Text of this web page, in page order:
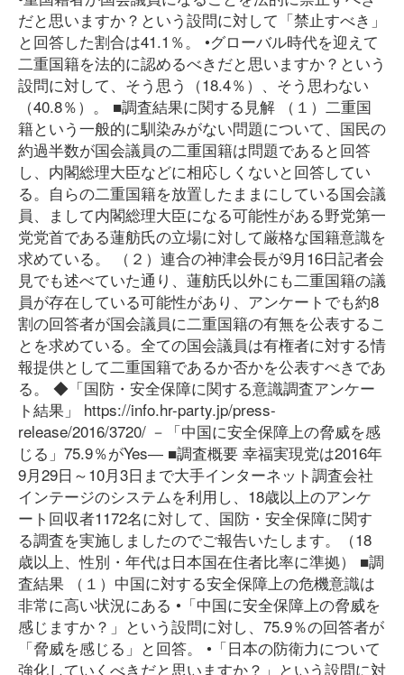
だと思いますか？という設問に対して「禁止すべき」
と回答した割合は41.1％。 •グローバル時代を迎えて
二重国籍を法的に認めるべきだと思いますか？という
設問に対して、そう思う（18.4％）、そう思わない
（40.8％）。 ■調査結果に関する見解 （１）二重国
籍という一般的に馴染みがない問題について、国民の
約過半数が国会議員の二重国籍は問題であると回答
し、内閣総理大臣などに相応しくないと回答してい
る。自らの二重国籍を放置したままにしている国会議
員、まして内閣総理大臣になる可能性がある野党第一
党党首である蓮舫氏の立場に対して厳格な国籍意識を
求めている。 （２）連合の神津会長が9月16日記者会
見でも述べていた通り、蓮舫氏以外にも二重国籍の議
員が存在している可能性があり、アンケートでも約8
割の回答者が国会議員に二重国籍の有無を公表するこ
とを求めている。全ての国会議員は有権者に対する情
報提供として二重国籍であるか否かを公表すべきであ
る。 ◆「国防・安全保障に関する意識調査アンケー
ト結果」 https://info.hr-party.jp/press-
release/2016/3720/ －「中国に安全保障上の脅威を感
じる」75.9％がYes― ■調査概要 幸福実現党は2016年
9月29日～10月3日まで大手インターネット調査会社
インテージのシステムを利用し、18歳以上のアンケ
ート回収者1172名に対して、国防・安全保障に関す
る調査を実施しましたのでご報告いたします。（18
歳以上、性別・年代は日本国在住者比率に準拠） ■調
査結果 （１）中国に対する安全保障上の危機意識は
非常に高い状況にある •「中国に安全保障上の脅威を
感じますか？」という設問に対し、75.9％の回答者が
「脅威を感じる」と回答。 •「日本の防衛力について
強化していくべきだと思いますか？」という設問に対